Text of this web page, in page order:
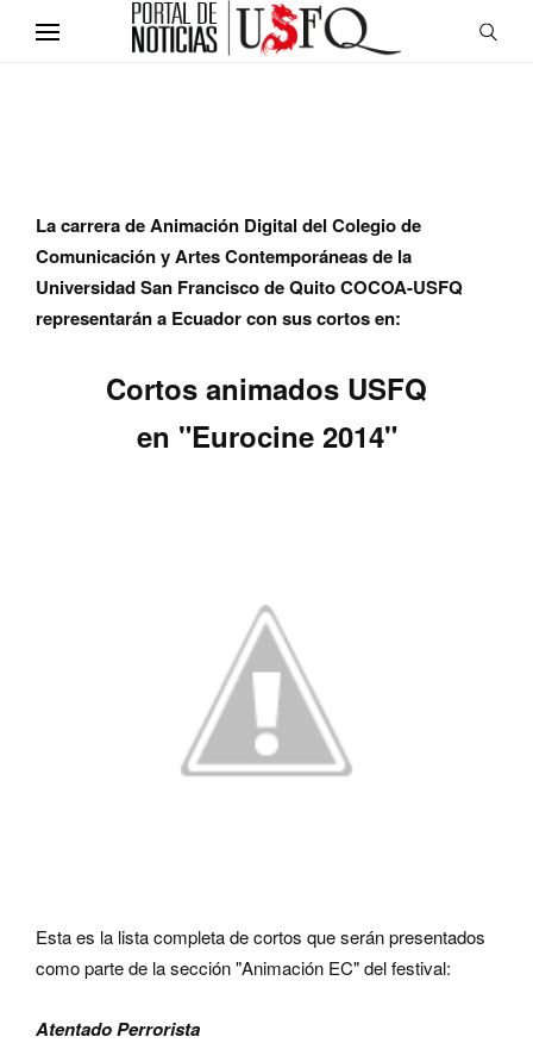
La carrera de Animación Digital del Colegio de
Comunicación y Artes Contemporáneas de la
Universidad San Francisco de Quito COCOA-USFQ
representarán a Ecuador con sus cortos en:
Cortos animados USFQ
en "Eurocine 2014"
Esta es la lista completa de cortos que serán presentados
como parte de la sección "Animación EC" del festival:
Atentado Perrorista